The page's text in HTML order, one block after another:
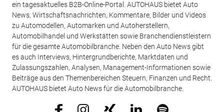
ein tagesaktuelles B2B-Online-Portal. AUTOHAUS bietet Auto
News, Wirtschaftsnachrichten, Kommentare, Bilder und Videos
zu Automodellen, Automarken und Autoherstellern,
Automobilhandel und Werkstätten sowie Branchendienstleistern
für die gesamte Automobilbranche. Neben den Auto News gibt
es auch Interviews, Hintergrundberichte, Marktdaten und
Zulassungszahlen, Analysen, Management-Informationen sowie
Beiträge aus den Themenbereichen Steuern, Finanzen und Recht.
AUTOHAUS bietet Auto News für die Automobilbranche.